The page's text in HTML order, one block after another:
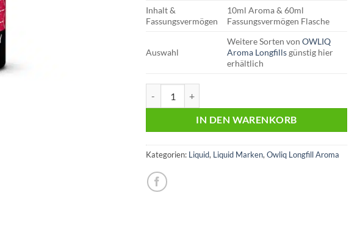
Inhalt &
Fassungsvermögen
10ml Aroma & 60ml
Fassungsvermögen Flasche
Auswahl
Weitere Sorten vonOWLIQ
Aroma Longfillsgünstig hier
erhältlich
IN DEN WARENKORB
Kategorien: Liquid, Liquid Marken, Owliq Longfill Aroma